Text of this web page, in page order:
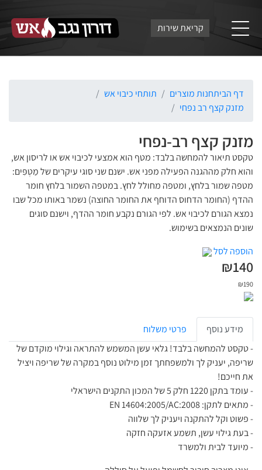
קריאת שירות
דף הביתחנות מוצרים
תותחי כיבוי אש
מזנק קצף רב נפחי
מזנק קצף רב-נפחי
טקסט תיאור להמחשה בלבד: מטף הוא אמצעי לכיבוי אש או לריסון אש,
והוא חלק מההגנה הפעילה מפני אש. ישנם שני סוגי עיקרים של מַטְפִּים:
מטפה שמור בלחץ, ומטפה מחולל לחץ. במטפה השמור בלחץ חומר
ההדף (החומר הדחוס הדוחף את החומר החוצה) נשמר באותו מכל שבו
נמצא הגורם לכיבוי אש. לפי הגורם נקבע חומר ההדף, וישנם סוגים
שונים הנמצאים בשימוש.
הוספה לסל
₪140
₪190
מידע נוסף
פרטי משלוח
- טקסט להמחשה בלבד! גלאי עשן המשמש להתראה וגילוי מוקדם של
שריפה, יעניק לך ולמשפחתך זמן מילוט נוסף במקרה של שריפה ויציל
את חייכם!
- עומד בתקן 1220 חלק 5 של המכון התקנים הישראלי
- מתאים לתקן: EN 14604:2005/AC:2008
- פשוט וקל להתקנה ויעניק לך שלווה
- בעת גילוי עשן, תשמע אזעקה חזקה
- מיועד לבית ולמשרד